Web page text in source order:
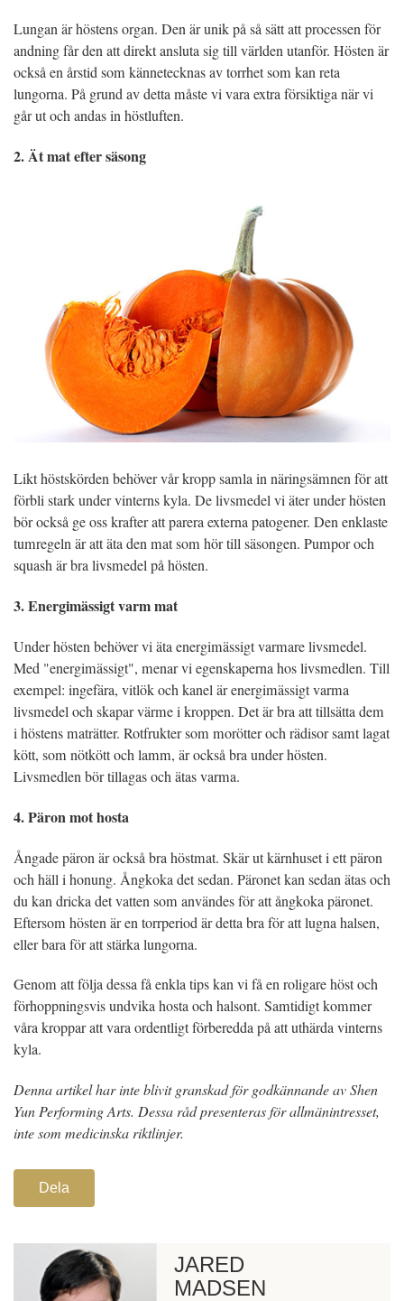
Lungan är höstens organ. Den är unik på så sätt att processen för
andning får den att direkt ansluta sig till världen utanför. Hösten är
också en årstid som kännetecknas av torrhet som kan reta
lungorna. På grund av detta måste vi vara extra försiktiga när vi
går ut och andas in höstluften.
2. Ät mat efter säsong
Likt höstskörden behöver vår kropp samla in näringsämnen för att
förbli stark under vinterns kyla. De livsmedel vi äter under hösten
bör också ge oss krafter att parera externa patogener. Den enklaste
tumregeln är att äta den mat som hör till säsongen. Pumpor och
squash är bra livsmedel på hösten.
3. Energimässigt varm mat
Under hösten behöver vi äta energimässigt varmare livsmedel.
Med "energimässigt", menar vi egenskaperna hos livsmedlen. Till
exempel: ingefära, vitlök och kanel är energimässigt varma
livsmedel och skapar värme i kroppen. Det är bra att tillsätta dem
i höstens maträtter. Rotfrukter som morötter och rädisor samt lagat
kött, som nötkött och lamm, är också bra under hösten.
Livsmedlen bör tillagas och ätas varma.
4. Päron mot hosta
Ångade päron är också bra höstmat. Skär ut kärnhuset i ett päron
och häll i honung. Ångkoka det sedan. Päronet kan sedan ätas och
du kan dricka det vatten som användes för att ångkoka päronet.
Eftersom hösten är en torrperiod är detta bra för att lugna halsen,
eller bara för att stärka lungorna.
Genom att följa dessa få enkla tips kan vi få en roligare höst och
förhoppningsvis undvika hosta och halsont. Samtidigt kommer
våra kroppar att vara ordentligt förberedda på att uthärda vinterns
kyla.
Denna artikel har inte blivit granskad för godkännande av Shen
Yun Performing Arts. Dessa råd presenteras för allmänintresset,
inte som medicinska riktlinjer.
Dela
JARED
MADSEN